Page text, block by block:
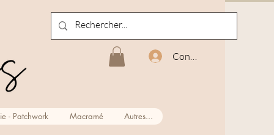
Connexion
- Patchwork Macramé Autres...